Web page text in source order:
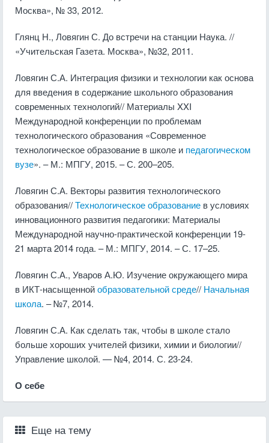
Москва», № 33, 2012.
Глянц Н., Ловягин С. До встречи на станции Наука. //
«Учительская Газета. Москва», №32, 2011.
Ловягин С.А. Интеграция физики и технологии как основа
для введения в содержание школьного образования
современных технологий// Материалы XXI
Международной конференции по проблемам
технологического образования «Современное
технологическое образование в школе и педагогическом
вузе». – М.: МПГУ, 2015. – С. 200–205.
Ловягин С.А. Векторы развития технологического
образования//Технологическое образование в условиях
инновационного развития педагогики: Материалы
Международной научно-практической конференции 19-
21 марта 2014 года. – М.: МПГУ, 2014. – С. 17–25.
Ловягин С.А., Уваров А.Ю. Изучение окружающего мира
в ИКТ-насыщеннойобразовательной среде// Начальная
школа. – №7, 2014.
Ловягин С.А. Как сделать так, чтобы в школе стало
больше хороших учителей физики, химии и биологии//
Управление школой. — №4, 2014. С. 23-24.
О себе
Еще на тему